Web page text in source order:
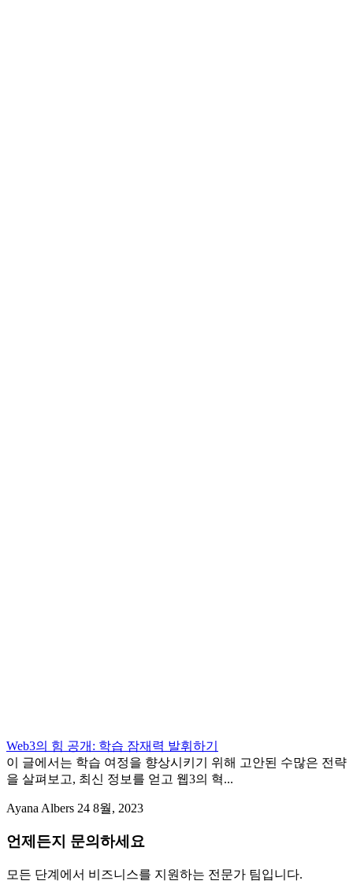
Web3의 힘 공개: 학습 잠재력 발휘하기
이 글에서는 학습 여정을 향상시키기 위해 고안된 수많은 전략
을 살펴보고, 최신 정보를 얻고 웹3의 혁...
Ayana Albers 24 8월, 2023
언제든지 문의하세요
모든 단계에서 비즈니스를 지원하는 전문가 팀입니다.